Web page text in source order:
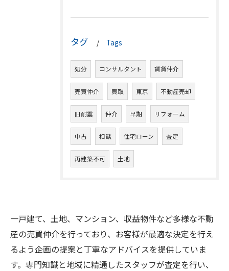
タグ Tags
処分 コンサルタント 賃貸仲介
売買仲介 買取 東京 不動産売却
旧耐震 仲介 早期 リフォーム
中古 相談 住宅ローン 査定
再建築不可 土地
一戸建て、土地、マンション、収益物件など多様な不動
産の売買仲介を行っており、お客様が最適な決定を行え
るよう企画の提案と丁寧なアドバイスを提供していま
す。専門知識と地域に精通したスタッフが査定を行い、